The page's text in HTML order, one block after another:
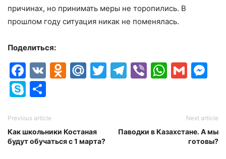
причинах, но принимать меры не торопились. В
прошлом году ситуация никак не поменялась.
Поделиться:
Facebook
VK Odnoklassniki
Mail.Ru
Twitter
Telegram
Viber
Skype
Previous article
Как школьники Костаная
будут обучаться с 1 марта?
Next article
Паводки в Казахстане. А мы
готовы?